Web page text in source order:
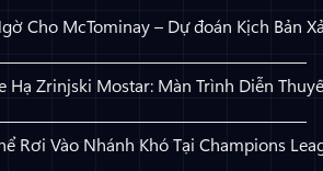
Cho McTominay – Dự đoán Kịch Bản
Hạ Zrinjski Mostar: Màn Trình Diễn
Rơi Vào Nhánh Khó Tại Champions